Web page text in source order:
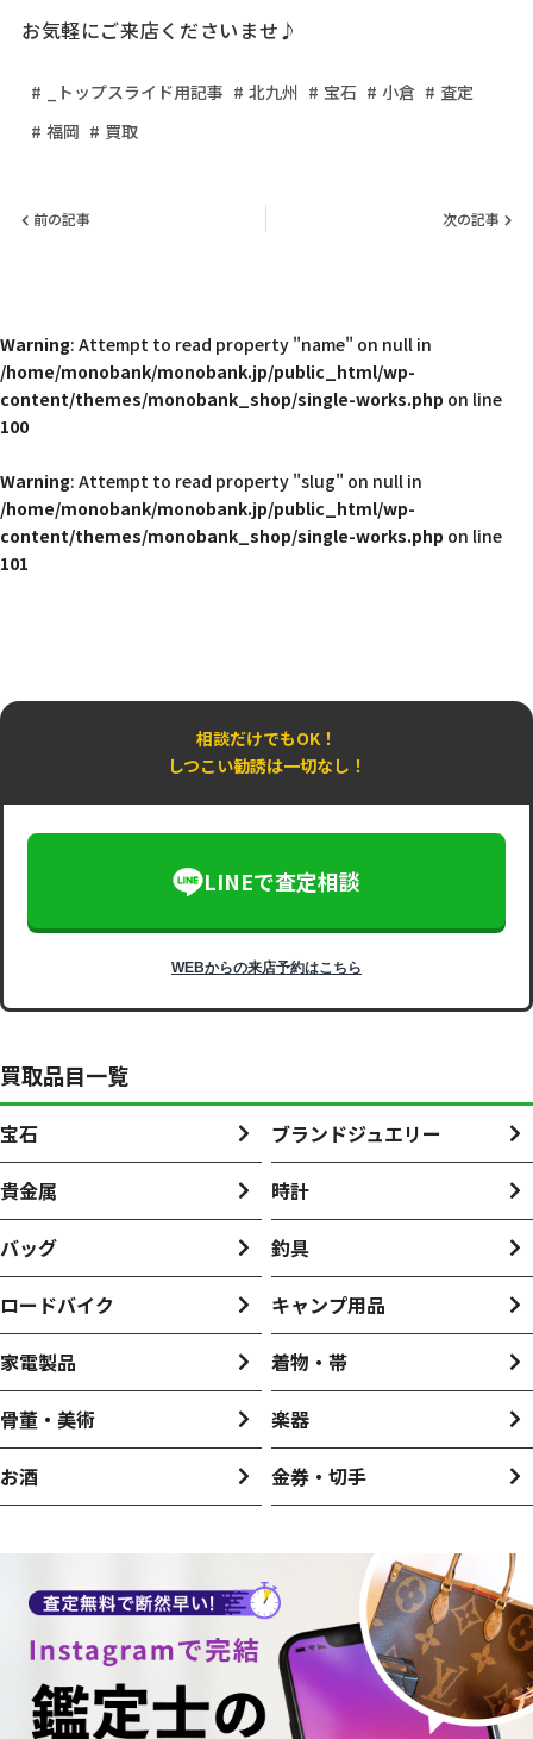
お気軽にご来店くださいませ♪
_トップスライド用記事 北九州 宝石 小倉
査定
福岡
買取
前の記事 次の記事
Warning: Attempt to read property "name" on null in
/home/monobank/monobank.jp/public_html/wp-
content/themes/monobank_shop/single-works.php on line
100
Warning: Attempt to read property "slug" on null in
/home/monobank/monobank.jp/public_html/wp-
content/themes/monobank_shop/single-works.php on line
101
相談だけでもOK！
しつこい勧誘は一切なし！
LINEで査定相談
WEBからの来店予約はこちら
買取品目一覧
宝石
ブランドジュエリー
貴金属
時計
バッグ
釣具
ロードバイク
キャンプ用品
家電製品
着物・帯
骨董・美術
楽器
お酒
金券・切手